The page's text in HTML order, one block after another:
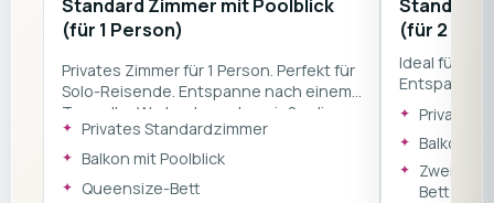
Standard Zimmer mit Poolblick
(für 1 Person)
Privates Zimmer für 1 Person. Perfekt für
Solo-Reisende. Entspanne nach einem
Tag voller Workouts und genieße die
Urlaubsmomente in deinem eigenen
Reich und finde zur Ruhe.
Privates Standardzimmer
Balkon mit Poolblick
Queensize-Bett
Standard
(für 2
Ideal für
Entspanne
Workouts
Reich und
Privates
Balkon
Zwei
Bett